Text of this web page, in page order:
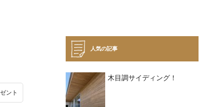
ント
人気の記事
木目調サイディング！